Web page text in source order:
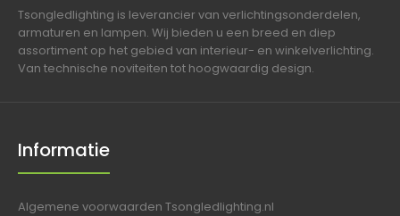
Tsongledlighting is leverancier van verlichtingsonderdelen,
armaturen en lampen. Wij bieden u een breed en diep
assortiment op het gebied van interieur- en winkelverlichting.
Van technische noviteiten tot hoogwaardig design.
Informatie
Algemene voorwaarden Tsongledlighting.nl